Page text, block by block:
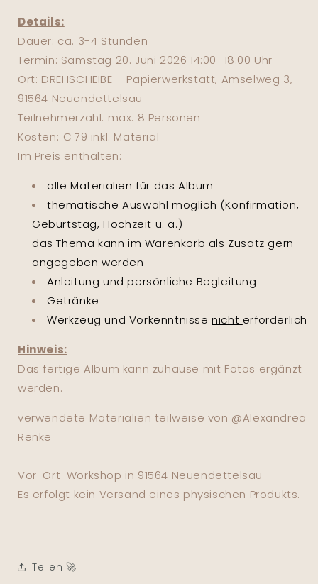
Details:
Dauer: ca. 3-4 Stunden
Termin: Samstag 20. Juni 2026 14:00–18:00 Uhr
Ort: DREHSCHEIBE – Papierwerkstatt, Amselweg 3,
91564 Neuendettelsau
Teilnehmerzahl: max. 8 Personen
Kosten: € 79 inkl. Material
Im Preis enthalten:
alle Materialien für das Album
thematische Auswahl möglich (Konfirmation,
Geburtstag, Hochzeit u. a.)
das Thema kann im Warenkorb als Zusatz gern
angegeben werden
Anleitung und persönliche Begleitung
Getränke
Werkzeug und Vorkenntnissenicht erforderlich
Hinweis:
Das fertige Album kann zuhause mit Fotos ergänzt
werden.
verwendete Materialien teilweise von @Alexandrea
Renke
Vor-Ort-Workshop in 91564 Neuendettelsau
Es erfolgt kein Versand eines physischen Produkts.
Teilen 🚀